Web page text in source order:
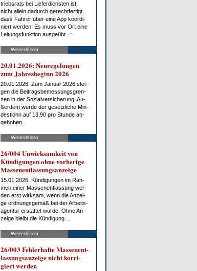
triebs­rats bei Lie­fer­diens­ten ist
nicht al­lein da­durch ge­recht­fer­tigt,
dass Fah­rer über ei­ne App ko­or­di­
niert wer­den. Es muss vor Ort ei­ne
Lei­tungs­funk­ti­on aus­ge­übt ...
Weiterlesen
20.01.2026: Neu­re­ge­lun­gen
zum Jah­res­be­ginn 2026
20.01.2026. Zum Ja­nu­ar 2026 stei­
gen die Bei­trags­be­mes­sungs­gren­
zen in der So­zi­al­ver­si­che­rung. Au­
ßer­dem wur­de der ge­setz­li­che Min­
dest­lohn auf 13,90 pro St­un­de an­
ge­ho­ben.
Weiterlesen
26/004 Un­wirk­sam­keit von
Kün­di­gun­gen oh­ne vor­he­ri­ge
Mas­sen­ent­las­sungs­an­zei­ge
15.01.2026. Kün­di­gun­gen im Rah­
men ei­ner Mas­sen­ent­las­sung wer­
den erst wirk­sam, wenn die An­zei­
ge ord­nungs­ge­mäß bei der Ar­beits­
agen­tur er­stat­tet wur­de. Oh­ne An­
zei­ge bleibt die Kün­di­gung ...
Weiterlesen
26/003 Feh­ler­haf­te Mas­sen­ent­
las­sungs­an­zei­ge nicht kor­ri­
giert wer­den